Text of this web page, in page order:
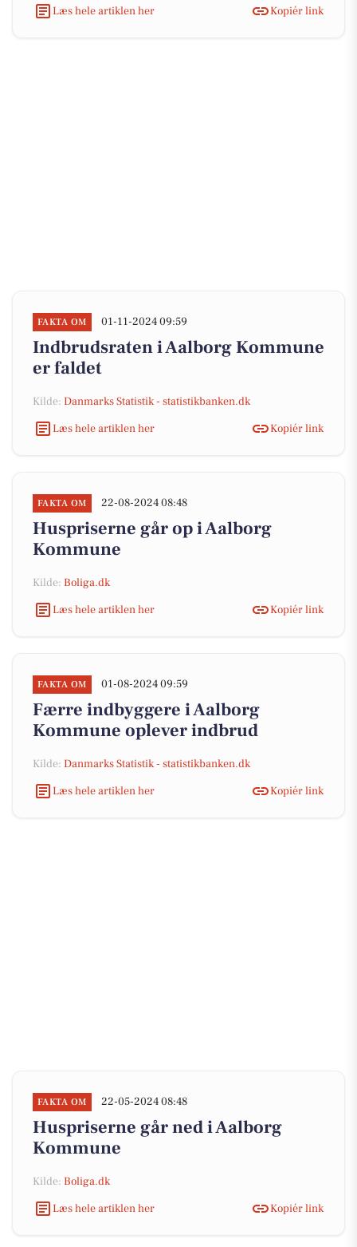
Læs hele artiklen her Kopiér link
FAKTA OM 01-11-2024 09:59
Indbrudsraten i Aalborg Kommune
er faldet
Kilde: Danmarks Statistik - statistikbanken.dk
Læs hele artiklen her
Kopiér link
FAKTA OM 22-08-2024 08:48
Huspriserne går op i Aalborg
Kommune
Kilde: Boliga.dk
Læs hele artiklen her
Kopiér link
FAKTA OM 01-08-2024 09:59
Færre indbyggere i Aalborg
Kommune oplever indbrud
Kilde: Danmarks Statistik - statistikbanken.dk
Læs hele artiklen her
Kopiér link
FAKTA OM 22-05-2024 08:48
Huspriserne går ned i Aalborg
Kommune
Kilde: Boliga.dk
Læs hele artiklen her
Kopiér link